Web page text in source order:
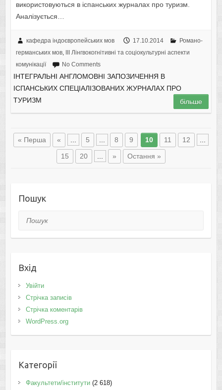
використовуються в іспанських журналах про туризм.
Аналізується…
кафедра індоєвропейських мов 17.10.2014
Романо-
германських мов, IІI Лінгвокогнітивні та соціокультурні аспекти
комунікації
No Comments
ІНТЕГРАЛЬНІ АНГЛОМОВНІ ЗАПОЗИЧЕННЯ В
ІСПАНСЬКИХ СПЕЦІАЛІЗОВАНИХ ЖУРНАЛАХ ПРО
ТУРИЗМ
більше
« Перша « 5 8 9 10 11 12
15 20 » Остання »
Пошук
Пошук
Вхід
Увійти
Стрічка записів
Стрічка коментарів
WordPress.org
Категорії
Факультети/інститути(2 618)